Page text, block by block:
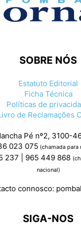
SOBRE NÓS
Estatuto Editorial
Ficha Técnica
Políticas de
de Reclamações
Pé nº2, 3100-
023 075 (chamada para
237 | 965 449 868
nacional)
connosco:
SIGA-NOS